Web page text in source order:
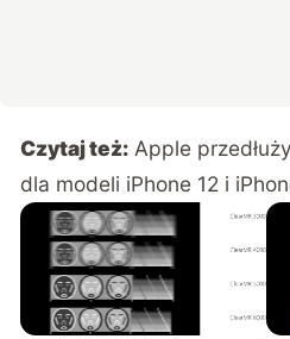
Czytaj też: Apple
dla modeli iPhone 12 i